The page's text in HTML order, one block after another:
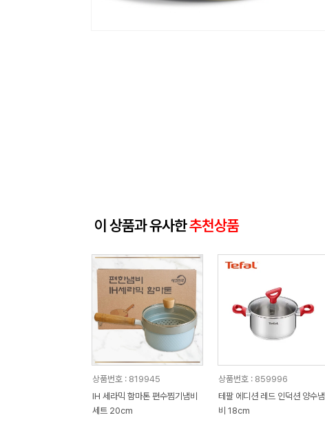
이 상품과 유사한추천상품
상품번호 : 819945
IH 세라믹 함마톤 편수찜기냄비
세트 20cm
상품번호 : 859996
테팔 에디션 레드 인덕션 양수냄
비 18cm